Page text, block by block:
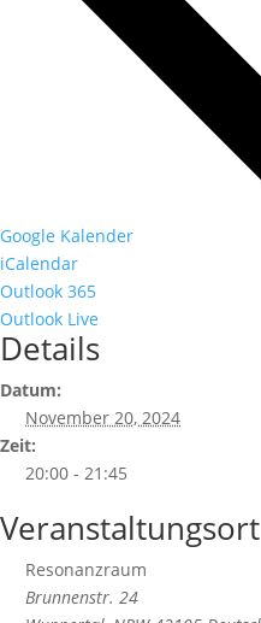
Google Kalender
iCalendar
Outlook 365
Outlook Live
Details
Datum:
November 20, 2024
Zeit:
20:00 - 21:45
Veranstaltungsort
Resonanzraum
Brunnenstr. 24